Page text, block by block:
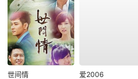
世间情 爱2006